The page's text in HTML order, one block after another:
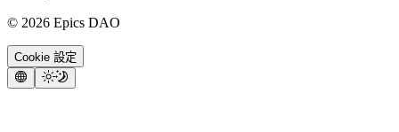
© 2026 Epics DAO
Cookie 設定